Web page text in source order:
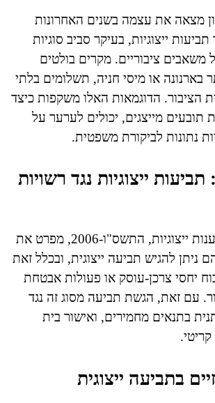
מצאה את עצמה בשנים האחרונות
ייצוגיות, בעיקר סביב סוגיות
משאבים ציבוריים. מקרים בולטים
בארנונה או מיסי חניה, תשלומים בלתי
הציבור. הדוגמאות האלו משקפות כיצד
תובעים מייצגים, יכולים לערער על
נתונות לביקורת משפטית.
ייצוגיות נגד רשויות
סעיף 1 לחוק תובענות ייצוגיות, התשס"ו-2006, מפרט את
ניתן להגיש תביעה ייצוגית, ובכלל זאת
יחסי צרכן-עוסק או פעולות אבטחת
עם זאת, הגשת תביעה מסוג זה נגד
בתנאים מחמירים, ואישור בית
בתביעה ייצוגית